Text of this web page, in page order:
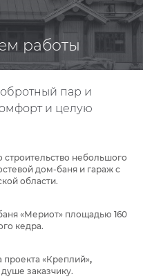
работы
пар и
и целую
небольшого
дом-баня и гараж с
области.
«Мериот» площадью 160
кедра.
проекта «Креплий»,
заказчику.